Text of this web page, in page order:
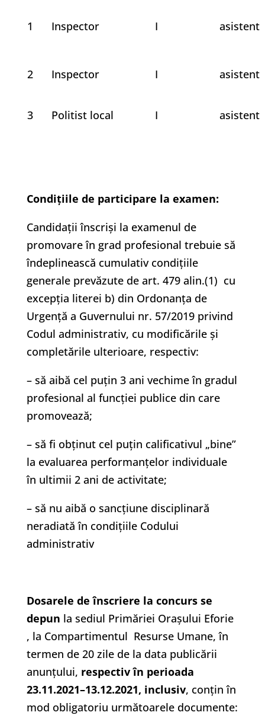
1 Inspector I asistent
2 Inspector I asistent
3 Politist local I asistent
Condiţiile de participare la examen:
Candidaţii înscrişi la examenul de
promovare în grad profesional trebuie să
îndeplinească cumulativ condiţiile
generale prevăzute de art. 479 alin.(1) cu
excepția literei b) din Ordonanța de
Urgență a Guvernului nr. 57/2019 privind
Codul administrativ, cu modificările și
completările ulterioare, respectiv:
– să aibă cel puțin 3 ani vechime în gradul
profesional al funcției publice din care
promovează;
– să fi obținut cel puțin calificativul „bine”
la evaluarea performanțelor individuale
în ultimii 2 ani de activitate;
– să nu aibă o sancțiune disciplinară
neradiată în condițiile Codului
administrativ
Dosarele de înscriere la concurs se
depun la sediul Primăriei Orașului Eforie
, la Compartimentul Resurse Umane, în
termen de 20 zile de la data publicării
anunțului, respectiv în perioada
23.11.2021–13.12.2021, inclusiv, conțin în
mod obligatoriu următoarele documente: